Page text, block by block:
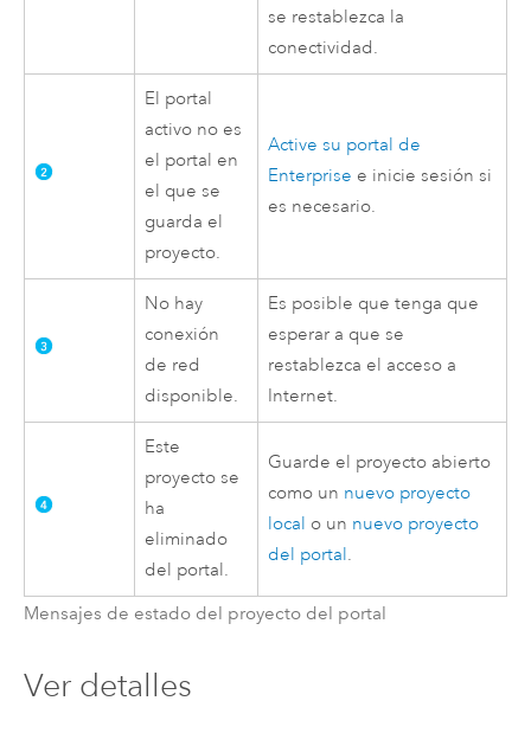
se restablezca la
conectividad.
El portal
activo no es
el portal en
el que se
guarda el
proyecto.
Active su portal de
Enterprise e inicie sesión si
es necesario.
No hay
conexión
de red
disponible.
Es posible que tenga que
esperar a que se
restablezca el acceso a
Internet.
Este
proyecto se
ha
eliminado
del portal.
Guarde el proyecto abierto
como un nuevo proyecto
local o un nuevo proyecto
del portal.
Mensajes de estado del proyecto del portal
Ver detalles